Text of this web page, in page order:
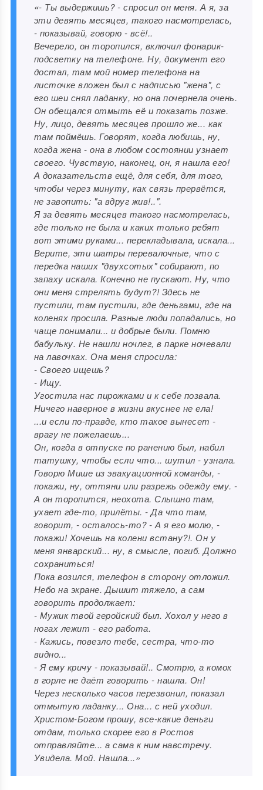
«- Ты выдержишь? - спросил он меня. А я, за
эти девять месяцев, такого насмотрелась,
- показывай, говорю - всё!..
Вечерело, он торопился, включил фонарик-
подсветку на телефоне. Ну, документ его
достал, там мой номер телефона на
листочке вложен был с надписью "жена", с
его шеи снял ладанку, но она почернела очень.
Он обещался отмыть её и показать позже.
Ну, лицо, девять месяцев прошло же... как
там поймёшь. Говорят, когда любишь, ну,
когда жена - она в любом состоянии узнает
своего. Чувствую, наконец, он, я нашла его!
А доказательств ещё, для себя, для того,
чтобы через минуту, как связь прервётся,
не завопить: "а вдруг жив!..".
Я за девять месяцев такого насмотрелась,
где только не была и каких только ребят
вот этими руками... перекладывала, искала...
Верите, эти шатры перевалочные, что с
передка наших "двухсотых" собирают, по
запаху искала. Конечно не пускают. Ну, что
они меня стрелять будут?! Здесь не
пустили, там пустили, где деньгами, где на
коленях просила. Разные люди попадались, но
чаще понимали... и добрые были. Помню
бабульку. Не нашли ночлег, в парке ночевали
на лавочках. Она меня спросила:
- Своего ищешь?
- Ищу.
Угостила нас пирожками и к себе позвала.
Ничего наверное в жизни вкуснее не ела!
...и если по-правде, кто такое вынесет -
врагу не пожелаешь...
Он, когда в отпуске по ранению был, набил
татушку, чтобы если что... шутил - узнала.
Говорю Мише из эвакуационной команды, -
покажи, ну, оттяни или разрежь одежду ему. -
А он торопится, неохота. Слышно там,
ухает где-то, прилёты. - Да что там,
говорит, - осталось-то? - А я его молю, -
покажи! Хочешь на колени встану?!. Он у
меня январский... ну, в смысле, погиб. Должно
сохраниться!
Пока возился, телефон в сторону отложил.
Небо на экране. Дышит тяжело, а сам
говорить продолжает:
- Мужик твой геройский был. Хохол у него в
ногах лежит - его работа.
- Кажись, повезло тебе, сестра, что-то
видно...
- Я ему кричу - показывай!.. Смотрю, а комок
в горле не даёт говорить - нашла. Он!
Через несколько часов перезвонил, показал
отмытую ладанку... Она... с ней уходил.
Христом-Богом прошу, все-какие деньги
отдам, только скорее его в Ростов
отправляйте... а сама к ним навстречу.
Увидела. Мой. Нашла...»